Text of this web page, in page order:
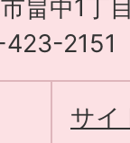
畠中1丁
2151
サイ